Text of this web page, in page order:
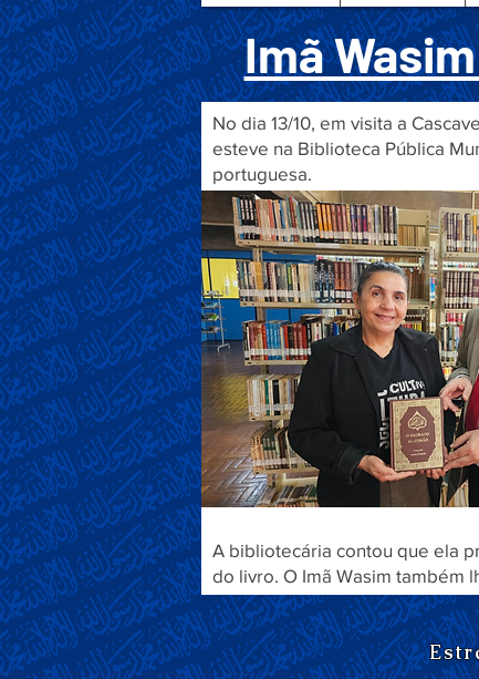
Imã
No dia 13/10, em visita a
esteve na Biblioteca Pública
portuguesa.
A bibliotecária contou que ela
do livro. O Imã Wasim também